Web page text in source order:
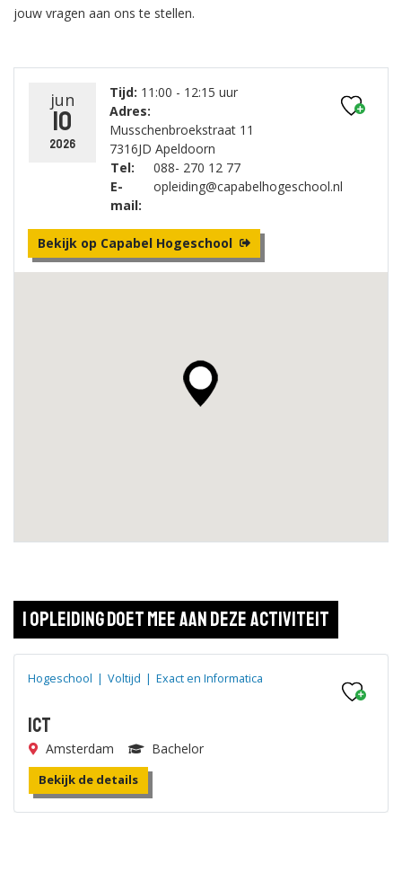
jouw vragen aan ons te stellen.
jun
10
2026
Tijd: 11:00 - 12:15 uur
Adres:
Musschenbroekstraat 11
7316JD Apeldoorn
Tel:
E-
mail:
088- 270 12 77
opleiding@capabelhogeschool.nl
Bekijk op Capabel Hogeschool
1 opleiding doet mee aan deze activiteit
Hogeschool | Voltijd | Exact en Informatica
ICT
Amsterdam Bachelor
Bekijk de details